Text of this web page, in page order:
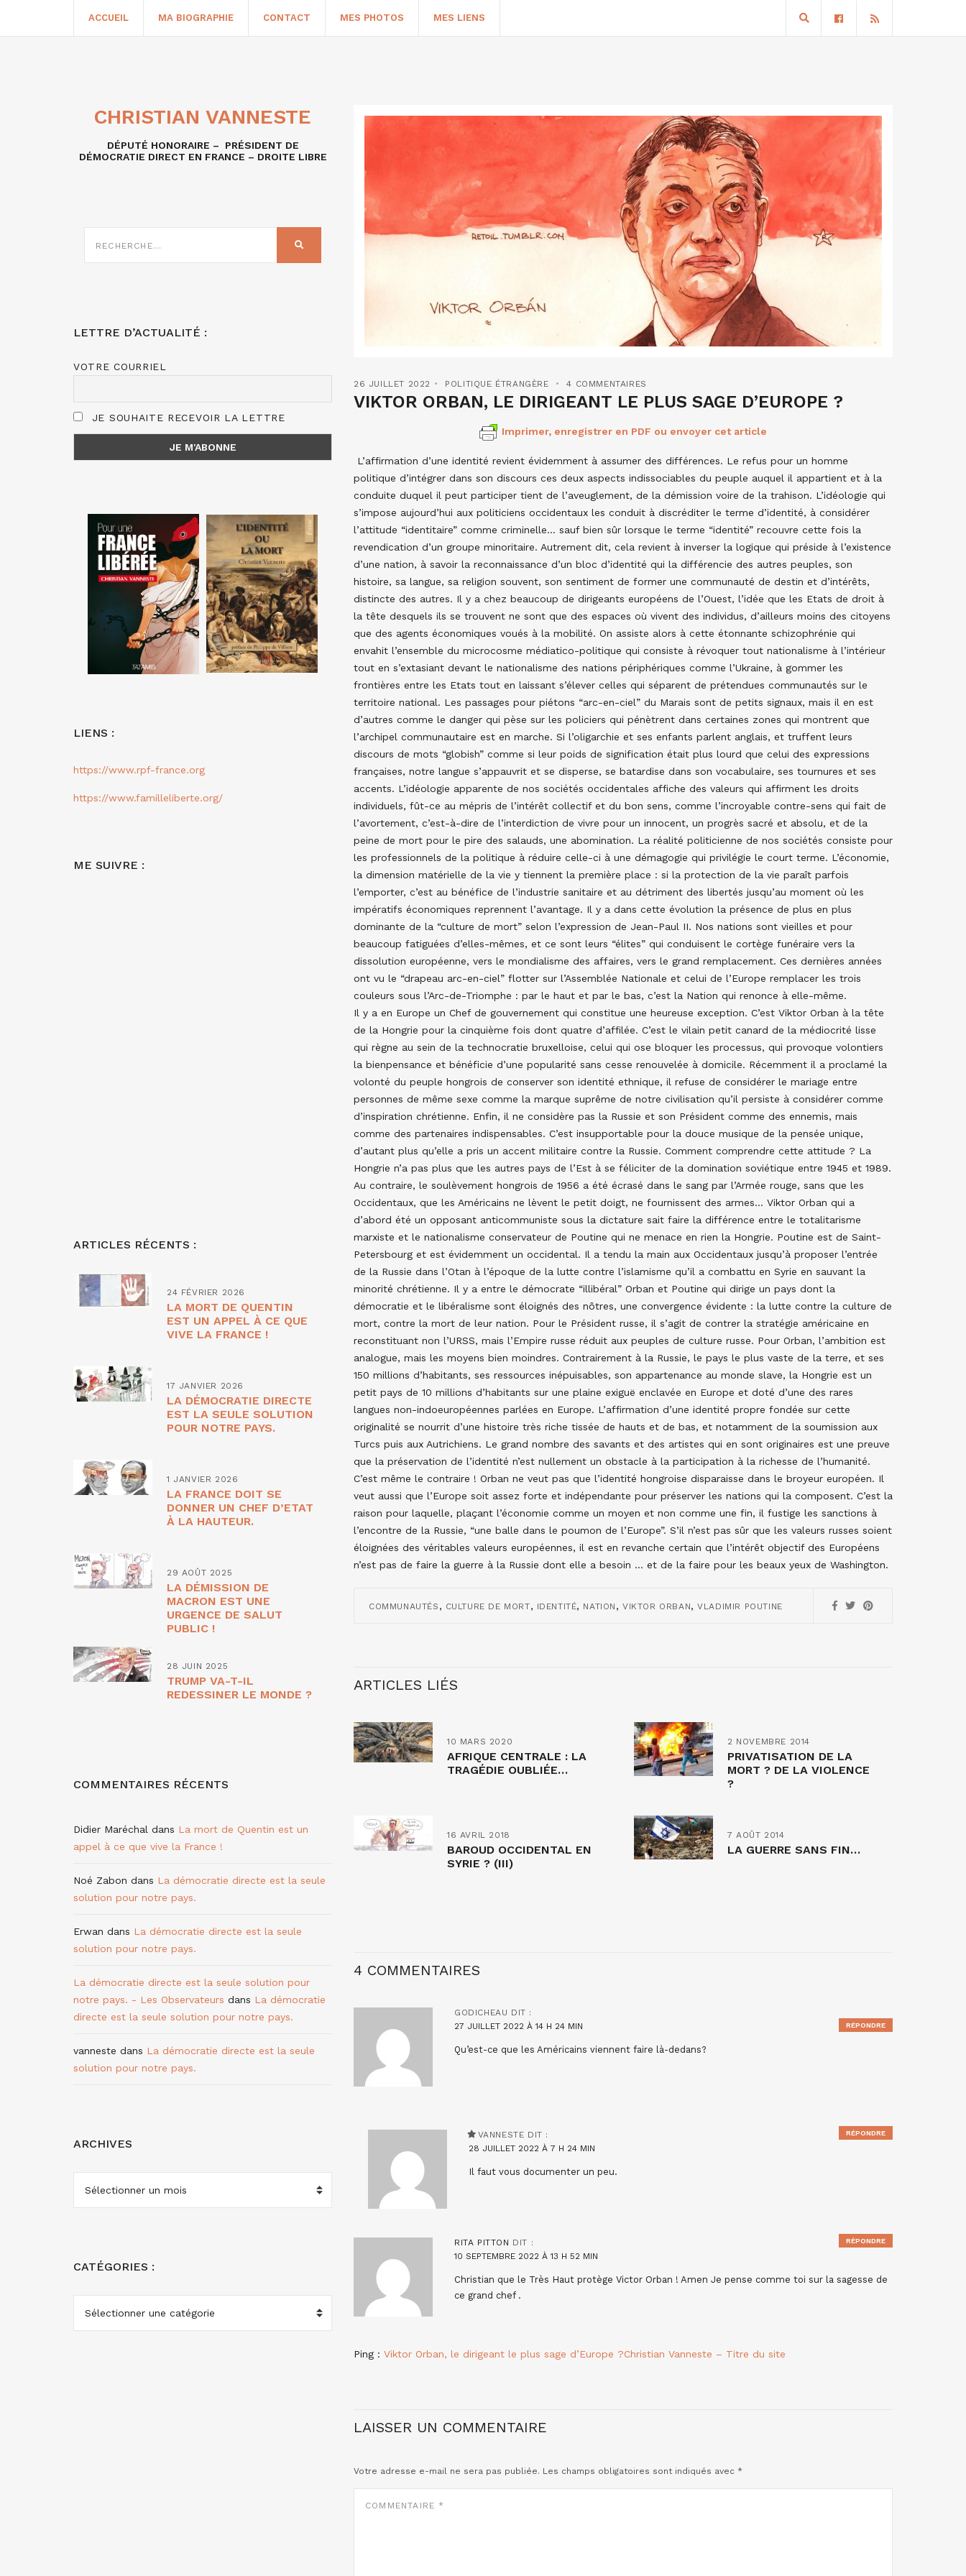
ACCUEIL MA BIOGRAPHIE CONTACT MES PHOTOS MES LIENS
26 JUILLET 2022 POLITIQUE ÉTRANGÈRE 4 COMMENTAIRES
VIKTOR ORBAN, LE DIRIGEANT LE PLUS SAGE D’EUROPE ?
Imprimer, enregistrer en PDF ou envoyer cet article
L’affirmation d’une identité revient évidemment à assumer des différences. Le refus pour un homme
politique d’intégrer dans son discours ces deux aspects indissociables du peuple auquel il appartient et à la
conduite duquel il peut participer tient de l’aveuglement, de la démission voire de la trahison. L’idéologie qui
s’impose aujourd’hui aux politiciens occidentaux les conduit à discréditer le terme d’identité, à considérer
l’attitude “identitaire” comme criminelle… sauf bien sûr lorsque le terme “identité” recouvre cette fois la
revendication d’un groupe minoritaire. Autrement dit, cela revient à inverser la logique qui préside à l’existence
d’une nation, à savoir la reconnaissance d’un bloc d’identité qui la différencie des autres peuples, son
histoire, sa langue, sa religion souvent, son sentiment de former une communauté de destin et d’intérêts,
distincte des autres. Il y a chez beaucoup de dirigeants européens de l’Ouest, l’idée que les Etats de droit à
la tête desquels ils se trouvent ne sont que des espaces où vivent des individus, d’ailleurs moins des citoyens
que des agents économiques voués à la mobilité. On assiste alors à cette étonnante schizophrénie qui
envahit l’ensemble du microcosme médiatico-politique qui consiste à révoquer tout nationalisme à l’intérieur
tout en s’extasiant devant le nationalisme des nations périphériques comme l’Ukraine, à gommer les
frontières entre les Etats tout en laissant s’élever celles qui séparent de prétendues communautés sur le
territoire national. Les passages pour piétons “arc-en-ciel” du Marais sont de petits signaux, mais il en est
d’autres comme le danger qui pèse sur les policiers qui pénètrent dans certaines zones qui montrent que
l’archipel communautaire est en marche. Si l’oligarchie et ses enfants parlent anglais, et truffent leurs
discours de mots “globish” comme si leur poids de signification était plus lourd que celui des expressions
françaises, notre langue s’appauvrit et se disperse, se batardise dans son vocabulaire, ses tournures et ses
accents. L’idéologie apparente de nos sociétés occidentales affiche des valeurs qui affirment les droits
individuels, fût-ce au mépris de l’intérêt collectif et du bon sens, comme l’incroyable contre-sens qui fait de
l’avortement, c’est-à-dire de l’interdiction de vivre pour un innocent, un progrès sacré et absolu, et de la
peine de mort pour le pire des salauds, une abomination. La réalité politicienne de nos sociétés consiste pour
les professionnels de la politique à réduire celle-ci à une démagogie qui privilégie le court terme. L’économie,
la dimension matérielle de la vie y tiennent la première place : si la protection de la vie paraît parfois
l’emporter, c’est au bénéfice de l’industrie sanitaire et au détriment des libertés jusqu’au moment où les
impératifs économiques reprennent l’avantage. Il y a dans cette évolution la présence de plus en plus
dominante de la “culture de mort” selon l’expression de Jean-Paul II. Nos nations sont vieilles et pour
beaucoup fatiguées d’elles-mêmes, et ce sont leurs “élites” qui conduisent le cortège funéraire vers la
dissolution européenne, vers le mondialisme des affaires, vers le grand remplacement. Ces dernières années
ont vu le “drapeau arc-en-ciel” flotter sur l’Assemblée Nationale et celui de l’Europe remplacer les trois
couleurs sous l’Arc-de-Triomphe : par le haut et par le bas, c’est la Nation qui renonce à elle-même.
Il y a en Europe un Chef de gouvernement qui constitue une heureuse exception. C’est Viktor Orban à la tête
de la Hongrie pour la cinquième fois dont quatre d’affilée. C’est le vilain petit canard de la médiocrité lisse
qui règne au sein de la technocratie bruxelloise, celui qui ose bloquer les processus, qui provoque volontiers
la bienpensance et bénéficie d’une popularité sans cesse renouvelée à domicile. Récemment il a proclamé la
volonté du peuple hongrois de conserver son identité ethnique, il refuse de considérer le mariage entre
personnes de même sexe comme la marque suprême de notre civilisation qu’il persiste à considérer comme
d’inspiration chrétienne. Enfin, il ne considère pas la Russie et son Président comme des ennemis, mais
comme des partenaires indispensables. C’est insupportable pour la douce musique de la pensée unique,
d’autant plus qu’elle a pris un accent militaire contre la Russie. Comment comprendre cette attitude ? La
Hongrie n’a pas plus que les autres pays de l’Est à se féliciter de la domination soviétique entre 1945 et 1989.
Au contraire, le soulèvement hongrois de 1956 a été écrasé dans le sang par l’Armée rouge, sans que les
Occidentaux, que les Américains ne lèvent le petit doigt, ne fournissent des armes… Viktor Orban qui a
d’abord été un opposant anticommuniste sous la dictature sait faire la différence entre le totalitarisme
marxiste et le nationalisme conservateur de Poutine qui ne menace en rien la Hongrie. Poutine est de Saint-
Petersbourg et est évidemment un occidental. Il a tendu la main aux Occidentaux jusqu’à proposer l’entrée
de la Russie dans l’Otan à l’époque de la lutte contre l’islamisme qu’il a combattu en Syrie en sauvant la
minorité chrétienne. Il y a entre le démocrate “illibéral” Orban et Poutine qui dirige un pays dont la
démocratie et le libéralisme sont éloignés des nôtres, une convergence évidente : la lutte contre la culture de
mort, contre la mort de leur nation. Pour le Président russe, il s’agit de contrer la stratégie américaine en
reconstituant non l’URSS, mais l’Empire russe réduit aux peuples de culture russe. Pour Orban, l’ambition est
analogue, mais les moyens bien moindres. Contrairement à la Russie, le pays le plus vaste de la terre, et ses
150 millions d’habitants, ses ressources inépuisables, son appartenance au monde slave, la Hongrie est un
petit pays de 10 millions d’habitants sur une plaine exiguë enclavée en Europe et doté d’une des rares
langues non-indoeuropéennes parlées en Europe. L’affirmation d’une identité propre fondée sur cette
originalité se nourrit d’une histoire très riche tissée de hauts et de bas, et notamment de la soumission aux
Turcs puis aux Autrichiens. Le grand nombre des savants et des artistes qui en sont originaires est une preuve
que la préservation de l’identité n’est nullement un obstacle à la participation à la richesse de l’humanité.
C’est même le contraire ! Orban ne veut pas que l’identité hongroise disparaisse dans le broyeur européen. Il
veut aussi que l’Europe soit assez forte et indépendante pour préserver les nations qui la composent. C’est la
raison pour laquelle, plaçant l’économie comme un moyen et non comme une fin, il fustige les sanctions à
l’encontre de la Russie, “une balle dans le poumon de l’Europe”. S’il n’est pas sûr que les valeurs russes soient
éloignées des véritables valeurs européennes, il est en revanche certain que l’intérêt objectif des Européens
n’est pas de faire la guerre à la Russie dont elle a besoin … et de la faire pour les beaux yeux de Washington.
COMMUNAUTÉS , CULTURE DE MORT, IDENTITÉ, NATION ,VIKTOR ORBAN,VLADIMIR POUTINE
ARTICLES LIÉS
10 MARS 2020
AFRIQUE CENTRALE : LA
TRAGÉDIE OUBLIÉE…
2 NOVEMBRE 2014
PRIVATISATION DE LA
MORT ? DE LA VIOLENCE
?
16 AVRIL 2018
BAROUD OCCIDENTAL EN
SYRIE ? (III)
7 AOÛT 2014
LA GUERRE SANS FIN…
4 COMMENTAIRES
GODICHEAU DIT :
27 JUILLET 2022 À 14 H 24 MIN
Qu’est-ce que les Américains viennent faire là-dedans?
RÉPONDRE
VANNESTE DIT :
28 JUILLET 2022 À 7 H 24 MIN
Il faut vous documenter un peu.
RÉPONDRE
RITA PITTON DIT :
10 SEPTEMBRE 2022 À 13 H 52 MIN
Christian que le Très Haut protège Victor Orban ! Amen Je pense comme toi sur la sagesse de
ce grand chef .
RÉPONDRE
Ping : Viktor Orban, le dirigeant le plus sage d’Europe ?Christian Vanneste – Titre du site
LAISSER UN COMMENTAIRE
Votre adresse e-mail ne sera pas publiée. Les champs obligatoires sont indiqués avec *
COMMENTAIRE
CHRISTIAN VANNESTE
DÉPUTÉ HONORAIRE – PRÉSIDENT DE
DÉMOCRATIE DIRECT EN FRANCE – DROITE LIBRE
SUR
LETTRE D’ACTUALITÉ :
VOTRE COURRIEL
JE SOUHAITE RECEVOIR LA LETTRE
LIENS :
https://www.rpf-france.org
https://www.familleliberte.org/
ME SUIVRE :
ARTICLES RÉCENTS :
24 FÉVRIER 2026
LA MORT DE QUENTIN
EST UN APPEL À CE QUE
VIVE LA FRANCE !
17 JANVIER 2026
LA DÉMOCRATIE DIRECTE
EST LA SEULE SOLUTION
POUR NOTRE PAYS.
1 JANVIER 2026
LA FRANCE DOIT SE
DONNER UN CHEF D’ETAT
À LA HAUTEUR.
29 AOÛT 2025
LA DÉMISSION DE
MACRON EST UNE
URGENCE DE SALUT
PUBLIC !
28 JUIN 2025
TRUMP VA-T-IL
REDESSINER LE MONDE ?
COMMENTAIRES RÉCENTS
Didier Maréchal dans La mort de Quentin est un
appel à ce que vive la France !
Noé Zabon dans La démocratie directe est la seule
solution pour notre pays.
Erwan dans La démocratie directe est la seule
solution pour notre pays.
La démocratie directe est la seule solution pour
notre pays. - Les Observateurs dans La démocratie
directe est la seule solution pour notre pays.
vanneste dans La démocratie directe est la seule
solution pour notre pays.
ARCHIVES
ARCHIVES
CATÉGORIES :
CATÉGORIES